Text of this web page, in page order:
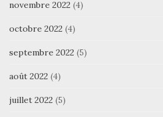
novembre 2022 (4)
octobre 2022 (4)
septembre 2022 (5)
août 2022 (4)
juillet 2022 (5)